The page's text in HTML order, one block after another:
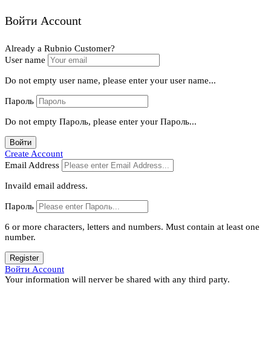
Войти Account
Already a Rubnio Customer?
User name
Do not empty user name, please enter your user name...
Пароль
Do not empty Пароль, please enter your Пароль...
Войти
Create Account
Email Address
Invaild email address.
Пароль
6 or more characters, letters and numbers. Must contain at least one
number.
Register
Войти Account
Your information will nerver be shared with any third party.